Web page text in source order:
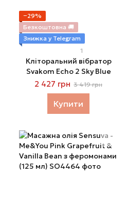
−29%
Безкоштовна 🚚
Знижка у Telegram
1
Кліторальний вібратор
Svakom Echo 2 Sky Blue
2 427 грн 3 419 грн
Купити